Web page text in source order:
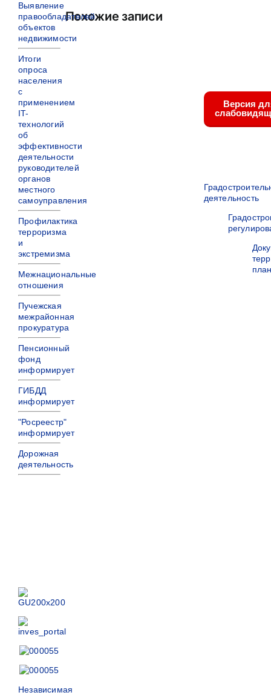
Похожие записи
Выявление
правообладателей
объектов
недвижимости
Итоги
опроса
населения
с
применением
IT-
технологий
об
эффективности
деятельности
руководителей
органов
местного
самоуправления
Профилактика
терроризма
и
экстремизма
Межнациональные
отношения
Пучежская
межрайонная
прокуратура
Пенсионный
фонд
информирует
ГИБДД
информирует
"Росреестр"
информирует
Дорожная
деятельность
Независимая
Версия
деятельность